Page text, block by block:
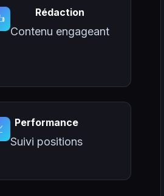
Rédaction
Contenu engageant
Performance
Suivi positions